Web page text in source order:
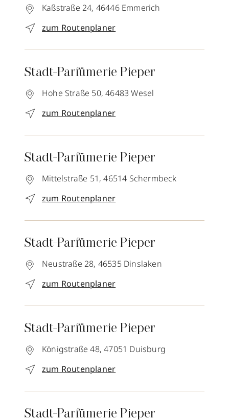
Kaßstraße 24, 46446 Emmerich
zum Routenplaner
Stadt-Parfümerie Pieper
Hohe Straße 50, 46483 Wesel
zum Routenplaner
Stadt-Parfümerie Pieper
Mittelstraße 51, 46514 Schermbeck
zum Routenplaner
Stadt-Parfümerie Pieper
Neustraße 28, 46535 Dinslaken
zum Routenplaner
Stadt-Parfümerie Pieper
Königstraße 48, 47051 Duisburg
zum Routenplaner
Stadt-Parfümerie Pieper